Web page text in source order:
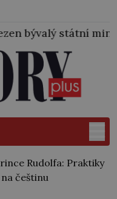
pro protektorát
Rudolfa: Praktiky
češtinu